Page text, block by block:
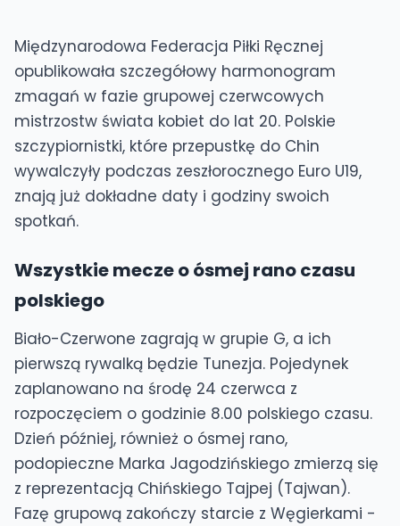
Międzynarodowa Federacja Piłki Ręcznej
opublikowała szczegółowy harmonogram
zmagań w fazie grupowej czerwcowych
mistrzostw świata kobiet do lat 20. Polskie
szczypiornistki, które przepustkę do Chin
wywalczyły podczas zeszłorocznego Euro U19,
znają już dokładne daty i godziny swoich
spotkań.
Wszystkie mecze o ósmej rano czasu
polskiego
Biało-Czerwone zagrają w grupie G, a ich
pierwszą rywalką będzie Tunezja. Pojedynek
zaplanowano na środę 24 czerwca z
rozpoczęciem o godzinie 8.00 polskiego czasu.
Dzień później, również o ósmej rano,
podopieczne Marka Jagodzińskiego zmierzą się
z reprezentacją Chińskiego Tajpej (Tajwan).
Fazę grupową zakończy starcie z Węgierkami -